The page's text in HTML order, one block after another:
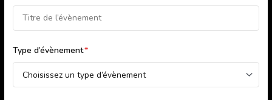
Type d’évènement*